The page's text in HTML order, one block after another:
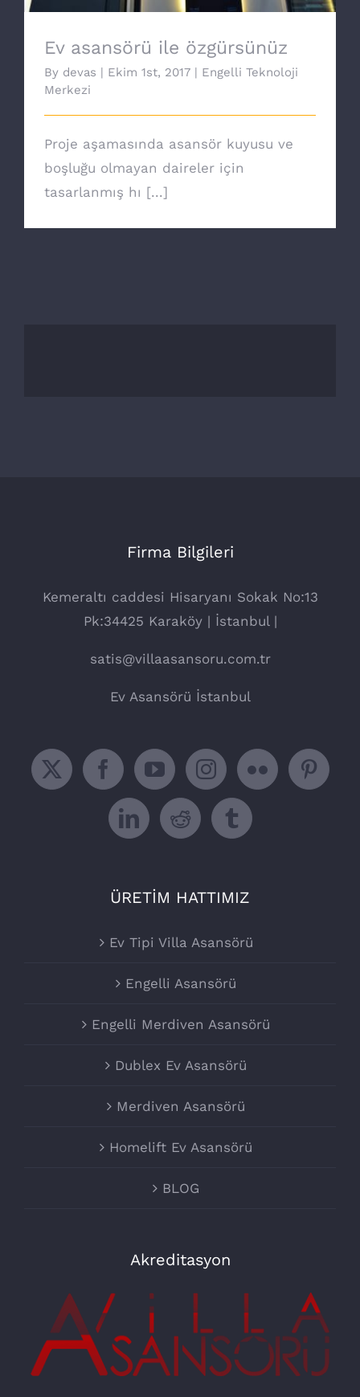
Ev asansörü ile özgürsünüz
By devas | Ekim 1st, 2017 | Engelli Teknoloji
Merkezi
Proje aşamasında asansör kuyusu ve
boşluğu olmayan daireler için
tasarlanmış hı [...]
Firma Bilgileri
Kemeraltı caddesi Hisaryanı Sokak No:13
Pk:34425 Karaköy | İstanbul |
satis@villaasansoru.com.tr
Ev Asansörü İstanbul
ÜRETİM HATTIMIZ
Ev Tipi Villa Asansörü
Engelli Asansörü
Engelli Merdiven Asansörü
Dublex Ev Asansörü
Merdiven Asansörü
Homelift Ev Asansörü
BLOG
Akreditasyon